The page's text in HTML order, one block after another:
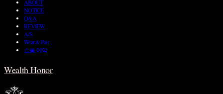
ABOUT
NOTICE
Q&A
REVIEW
A/S
Wear & Pair
쇼룸 예약
Wealth Honor